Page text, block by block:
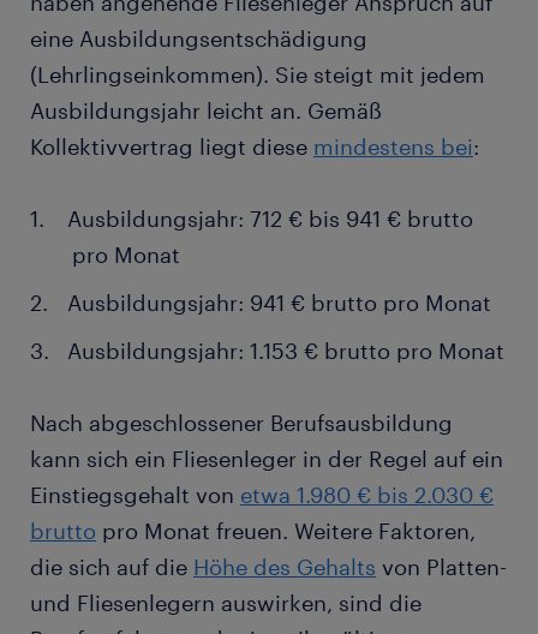
eine Ausbildungsentschädigung
(Lehrlingseinkommen). Sie steigt mit jedem
Ausbildungsjahr leicht an. Gemäß
Kollektivvertrag liegt diese mindestens bei:
Ausbildungsjahr: 712 € bis 941 € brutto
pro Monat
Ausbildungsjahr: 941 € brutto pro Monat
Ausbildungsjahr: 1.153 € brutto pro Monat
Nach abgeschlossener Berufsausbildung
kann sich ein Fliesenleger in der Regel auf ein
Einstiegsgehalt von etwa 1.980 € bis 2.030 €
brutto pro Monat freuen. Weitere Faktoren,
die sich auf die Höhe des Gehalts von Platten-
und Fliesenlegern auswirken, sind die